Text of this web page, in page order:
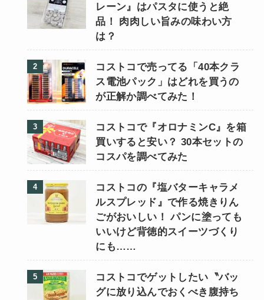
レーン』はパスタに使うと絶
品！ 肉肉しい旨みの味わい方
は？
コストコで売ってる「40本クラ
ス電池パック」はどれを買うの
が正解か調べてみた！
コストコで『オロナミンC』を箱
買いすると安い？ 30本セットの
コスパを調べてみた
コストコの『塩バターキャラメ
ルスプレッド』で作る焼きりん
ごがおいしい！ パンに塗っても
いいけど背徳的スイーツづくり
にも……
コストコでゲットしたい〝バッ
グに放り込んでおくべき腹持ち